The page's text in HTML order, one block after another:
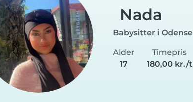
Nada
Babysitter i Odense
Alder
17
Timepris
180,00 kr./t